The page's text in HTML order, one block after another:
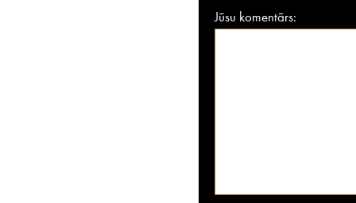
Jūsu komentārs: